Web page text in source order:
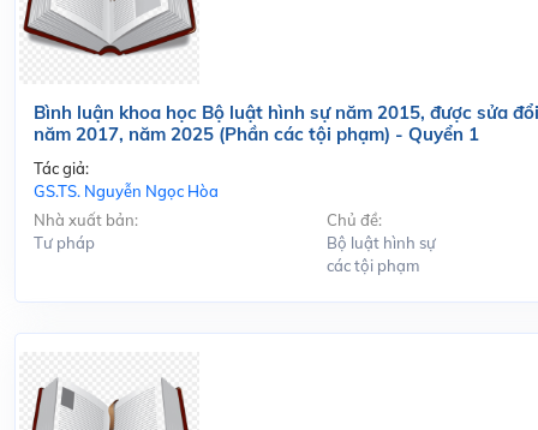
Bình luận khoa học Bộ luật hình sự năm 2015, được sửa
năm 2017, năm 2025 (Phần các tội phạm) - Quyển 1
Tác giả:
GS.TS. Nguyễn Ngọc Hòa
Nhà xuất bản:
Tư pháp
Chủ đề:
Bộ luật hình sự
các tội phạm